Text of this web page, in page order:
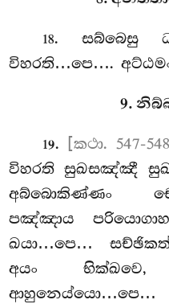
18. සබ්බෙසු
විහරති…පෙ….
9.
19. [කථා. 547-548]
විහරති සුඛසඤ්ඤී
අබ්බොකිණ්ණං
පඤ්ඤාය
ඛයා…පෙ…
අයං